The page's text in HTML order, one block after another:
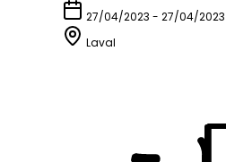
27/04/2023 - 27/04/2023
Laval